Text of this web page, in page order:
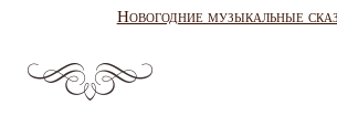
Новогодние музыкальные